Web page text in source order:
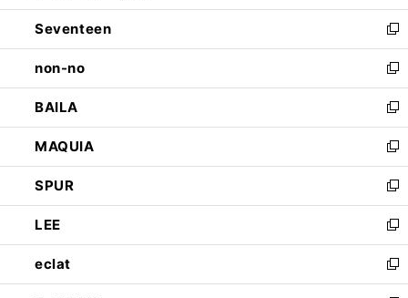
開
く
ウ
で
開
く
ン
ド
ウ
で
開
く
Seventeen
新
し
い
ウ
ィ
ン
ド
ウ
で
開
く
non-no
新
し
い
ウ
ィ
ン
ド
ウ
で
開
く
BAILA
新
し
い
ウ
ィ
ン
ド
ウ
で
開
MAQUIA
新
し
い
ウ
ィ
ン
ド
ウ
SPUR
新
し
い
ウ
ィ
ン
LEE
新
し
い
ウ
eclat
新
し